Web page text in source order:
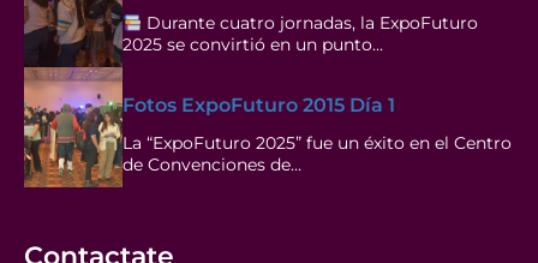
Durante cuatro jornadas, la ExpoFuturo
2025 se convirtió en un punto…
Fotos ExpoFuturo 2015 Día 1
La “ExpoFuturo 2025” fue un éxito en el Centro
de Convenciones de…